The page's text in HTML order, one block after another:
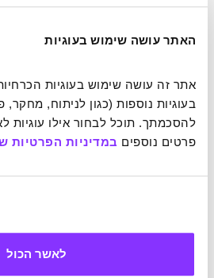
האתר עושה שימוש בעוגיות
פרטים נוספים במדיניות הפרטיות
לאשר הכול
מתוכם ניתן אף להסיק על אירועים
מידע מהסוג הזה יכול להסביר מדוע
ומפלצות-ים בסגנון ז'ול ורן שלטו
שהיו דרושות עצמות כדי להניע את
כרישים חיו בפחד, והיצורים שמהם
נאבקו לשרוד בשולי שרשרת המזון.
עמוסות. אין מקום לברוח, אין הזדמנות